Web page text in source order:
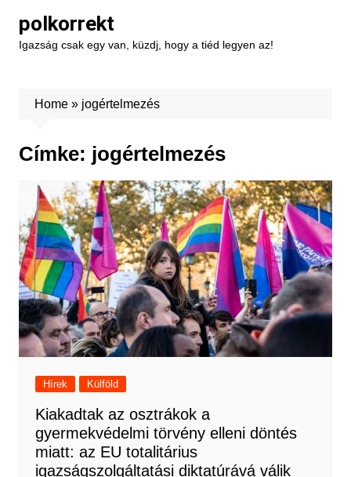
content
polkorrekt
Igazság csak egy van, küzdj, hogy a tiéd legyen az!
Home» jogértelmezés
Címke: jogértelmezés
Hírek Külföld
Kiakadtak az osztrákok a
gyermekvédelmi törvény elleni döntés
miatt: az EU totalitárius
igazságszolgáltatási diktatúrává válik